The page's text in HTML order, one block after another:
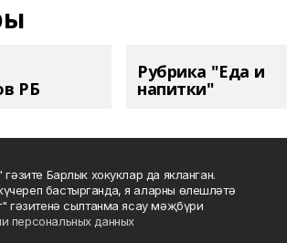
РБ
Рубрика "Еда и
напитки"
гәзите Барлык хокуклар да якланган.
бастырганда, я аларны өлешләтә
гәзитенә сылтанма ясау мәҗбүри
персональных данных